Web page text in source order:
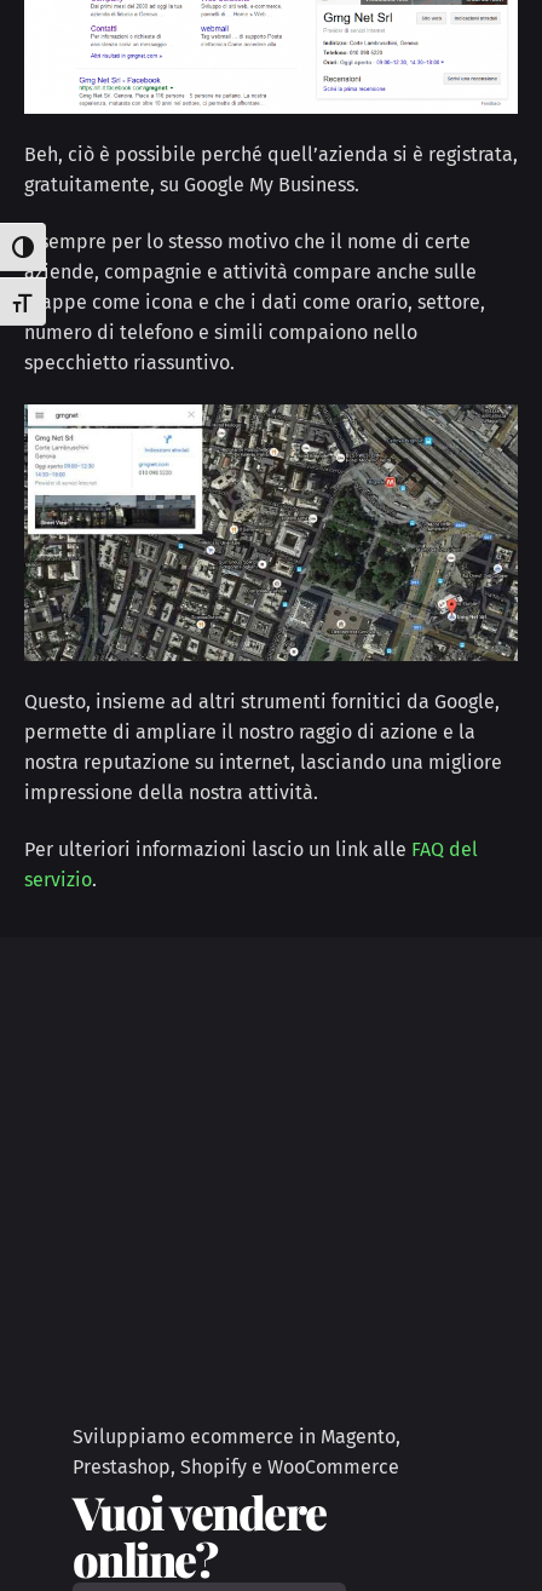
Attiva/disattiva alto contrasto
Attiva/disattiva dimensione testo
Beh, ciò è possibile perché quell’azienda si è registrata,
gratuitamente, su Google My Business.
È sempre per lo stesso motivo che il nome di certe
aziende, compagnie e attività compare anche sulle
mappe come icona e che i dati come orario, settore,
numero di telefono e simili compaiono nello
specchietto riassuntivo.
Questo, insieme ad altri strumenti fornitici da Google,
permette di ampliare il nostro raggio di azione e la
nostra reputazione su internet, lasciando una migliore
impressione della nostra attività.
Per ulteriori informazioni lascio un link alle FAQ del
servizio.
Sviluppiamo ecommerce in Magento,
Prestashop, Shopify e WooCommerce
Vuoi vendere
online?